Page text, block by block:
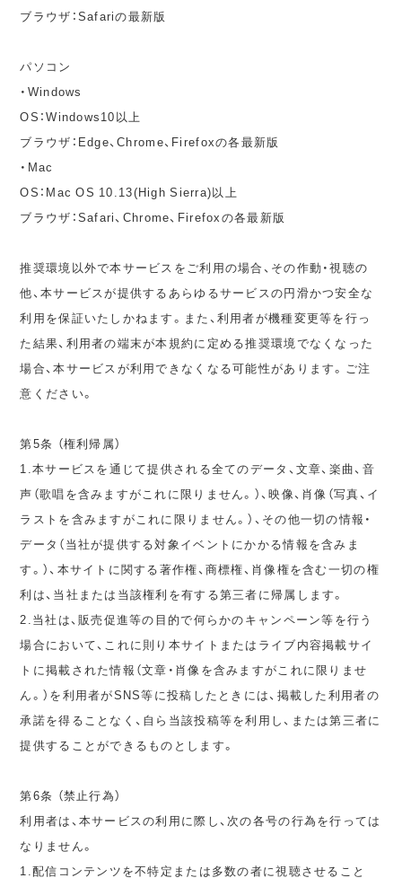
ブラウザ：Safariの最新版
パソコン
・Windows
OS：Windows10以上
ブラウザ：Edge、Chrome、Firefoxの各最新版
・Mac
OS：Mac OS 10.13(High Sierra)以上
ブラウザ：Safari、Chrome、Firefoxの各最新版
推奨環境以外で本サービスをご利用の場合、その作動・視聴の
他、本サービスが提供するあらゆるサービスの円滑かつ安全な
利用を保証いたしかねます。また、利用者が機種変更等を行っ
た結果、利用者の端末が本規約に定める推奨環境でなくなった
場合、本サービスが利用できなくなる可能性があります。ご注
意ください。
第5条 （権利帰属）
1.本サービスを通じて提供される全てのデータ、文章、楽曲、音
声（歌唱を含みますがこれに限りません。）、映像、肖像（写真、イ
ラストを含みますがこれに限りません。）、その他一切の情報・
データ（当社が提供する対象イベントにかかる情報を含みま
す。）、本サイトに関する著作権、商標権、肖像権を含む一切の権
利は、当社または当該権利を有する第三者に帰属します。
2.当社は、販売促進等の目的で何らかのキャンペーン等を行う
場合において、これに則り本サイトまたはライブ内容掲載サイ
トに掲載された情報（文章・肖像を含みますがこれに限りませ
ん。）を利用者がSNS等に投稿したときには、掲載した利用者の
承諾を得ることなく、自ら当該投稿等を利用し、または第三者に
提供することができるものとします。
第6条 （禁止行為）
利用者は、本サービスの利用に際し、次の各号の行為を行っては
なりません。
1.配信コンテンツを不特定または多数の者に視聴させること